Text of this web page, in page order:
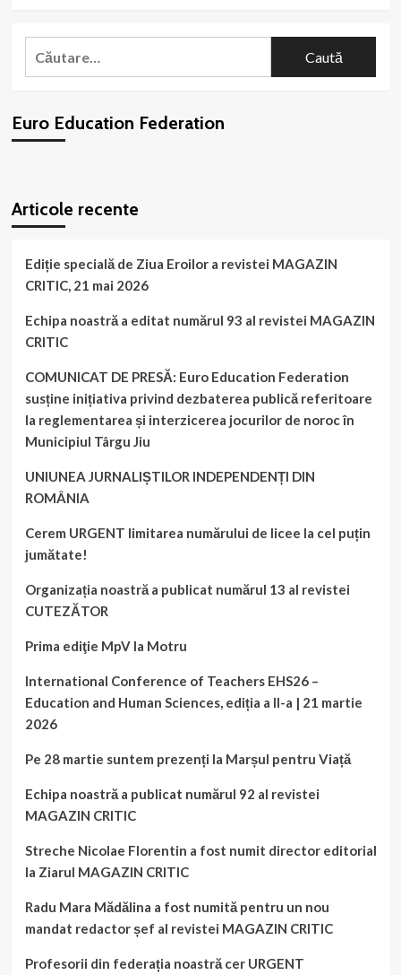
Caută
Euro Education Federation
Articole recente
Ediție specială de Ziua Eroilor a revistei MAGAZIN
CRITIC, 21 mai 2026
Echipa noastră a editat numărul 93 al revistei MAGAZIN
CRITIC
COMUNICAT DE PRESĂ: Euro Education Federation
susține inițiativa privind dezbaterea publică referitoare
la reglementarea și interzicerea jocurilor de noroc în
Municipiul Târgu Jiu
UNIUNEA JURNALIȘTILOR INDEPENDENȚI DIN
ROMÂNIA
Cerem URGENT limitarea numărului de licee la cel puțin
jumătate!
Organizația noastră a publicat numărul 13 al revistei
CUTEZĂTOR
Prima ediţie MpV la Motru
International Conference of Teachers EHS26 –
Education and Human Sciences, ediția a II-a | 21 martie
2026
Pe 28 martie suntem prezenți la Marșul pentru Viață
Echipa noastră a publicat numărul 92 al revistei
MAGAZIN CRITIC
Streche Nicolae Florentin a fost numit director editorial
la Ziarul MAGAZIN CRITIC
Radu Mara Mădălina a fost numită pentru un nou
mandat redactor șef al revistei MAGAZIN CRITIC
Profesorii din federația noastră cer URGENT